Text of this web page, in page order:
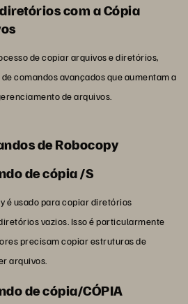
com a Cópia
de copiar arquivos e diretórios,
comandos avançados que aumentam a
de arquivos.
de Robocopy
de cópia /S
é usado para copiar diretórios
vazios. Isso é particularmente
precisam copiar estruturas de
arquivos.
de cópia/CÓPIA